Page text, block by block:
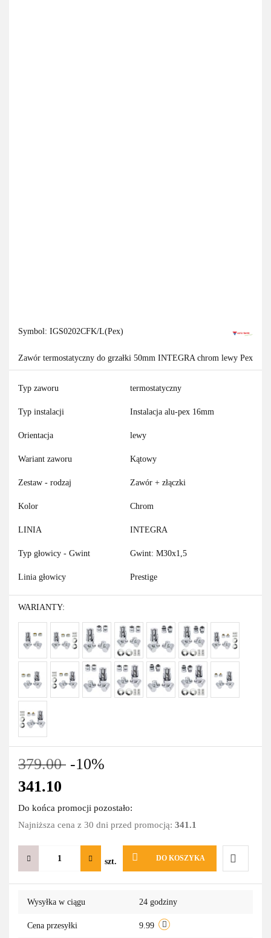
Symbol: IGS0202CFK/L(Pex)
Zawór termostatyczny do grzałki 50mm INTEGRA chrom lewy Pex
Typ zaworu termostatyczny
Typ instalacji Instalacja alu-pex 16mm
Orientacja lewy
Wariant zaworu Kątowy
Zestaw - rodzaj Zawór + złączki
Kolor Chrom
LINIA INTEGRA
Typ głowicy - Gwint Gwint: M30x1,5
Linia głowicy Prestige
WARIANTY:
379.00 -10%
341.10
Do końca promocji pozostało:
Najniższa cena z 30 dni przed promocją: 341.1
szt. DO KOSZYKA
Do
Wysyłka w ciągu 24 godziny
Cena przesyłki 9.99